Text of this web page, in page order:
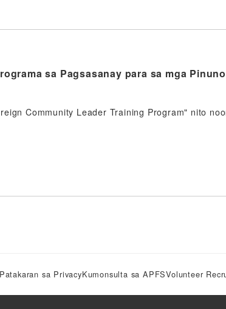
sa Pagsasanay para sa mga
Community Leader Training Program" nito
Patakaran sa PrivacyKumonsulta sa APFSVolunteer